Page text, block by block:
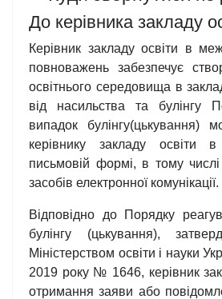
До керівника закладу
Керівник закладу освіти в
повноважень забезпечує
освітнього середовища в
від насильства та булінгу
випадок булінгу(цькування)
керівнику закладу освіти
письмовій формі, в тому числі
засобів електронної комунікації.
Відповідно до Порядку
булінгу (цькування),
Міністерством освіти і науки
2019 року № 1646, керівник
отримання заяви або